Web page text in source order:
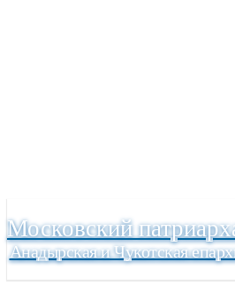
Московский
Анадырская и Чукотская